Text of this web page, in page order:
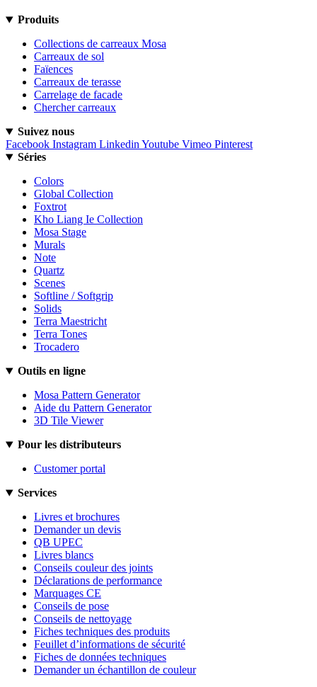
Produits
Collections de carreaux Mosa
Carreaux de sol
Faïences
Carreaux de terasse
Carrelage de facade
Chercher carreaux
Suivez nous
Facebook Instagram Linkedin Youtube Vimeo Pinterest
Séries
Colors
Global Collection
Foxtrot
Kho Liang Ie Collection
Mosa Stage
Murals
Note
Quartz
Scenes
Softline / Softgrip
Solids
Terra Maestricht
Terra Tones
Trocadero
Outils en ligne
Mosa Pattern Generator
Aide du Pattern Generator
3D Tile Viewer
Pour les distributeurs
Customer portal
Services
Livres et brochures
Demander un devis
QB UPEC
Livres blancs
Conseils couleur des joints
Déclarations de performance
Marquages CE
Conseils de pose
Conseils de nettoyage
Fiches techniques des produits
Feuillet d’informations de sécurité
Fiches de données techniques
Demander un échantillon de couleur